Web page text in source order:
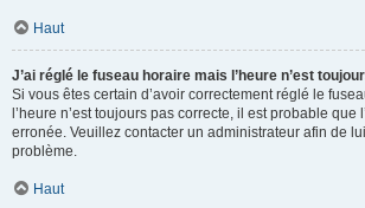
Haut
J’ai réglé le fuseau horaire mais l’heure n’est
Si vous êtes certain d’avoir correctement réglé le
l’heure n’est toujours pas correcte, il est probable que
erronée. Veuillez contacter un administrateur afin de
problème.
Haut